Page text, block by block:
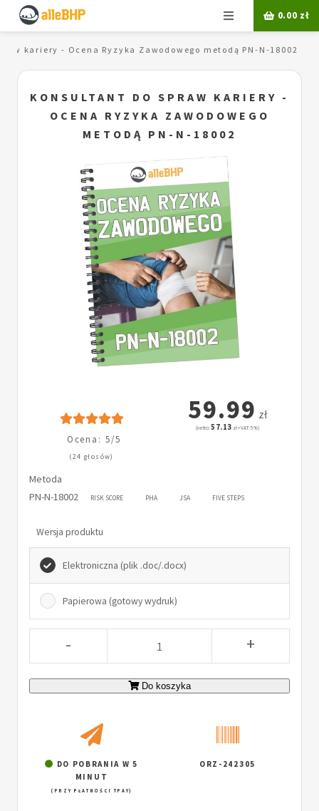
Menu 0.00 zł
kariery - Ocena Ryzyka Zawodowego metodą PN-N-18002
KONSULTANT DO SPRAW KARIERY -
OCENA RYZYKA ZAWODOWEGO
METODĄ PN-N-18002
Ocena: 5/5
(24 głosów)
59.99 zł
(netto:57.13 zł + VAT: 5%)
Metoda
PN-N-18002
RISK SCORE PHA JSA FIVE STEPS
Wersja produktu
Elektroniczna (plik .doc/.docx)
Papierowa (gotowy wydruk)
- +
Do koszyka
DO POBRANIA W 5
MINUT
(PRZY PŁATNOŚCI TPAY)
ORZ-242305